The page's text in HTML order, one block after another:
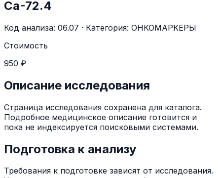
Са-72.4
Код анализа: 06.07 · Категория: ОНКОМАРКЕРЫ
Стоимость
950 ₽
Описание исследования
Страница исследования сохранена для каталога.
Подробное медицинское описание готовится и
пока не индексируется поисковыми системами.
Подготовка к анализу
Требования к подготовке зависят от исследования.